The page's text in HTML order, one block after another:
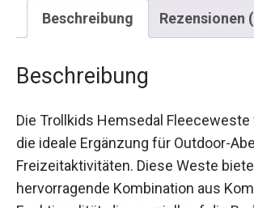
Beschreibung Rezensionen
Beschreibung
ist die ideale Ergänzung für Outdoor-
und Freizeitaktivitäten. Diese Weste
hervorragende Kombination aus
Funktionalität, die speziell auf die